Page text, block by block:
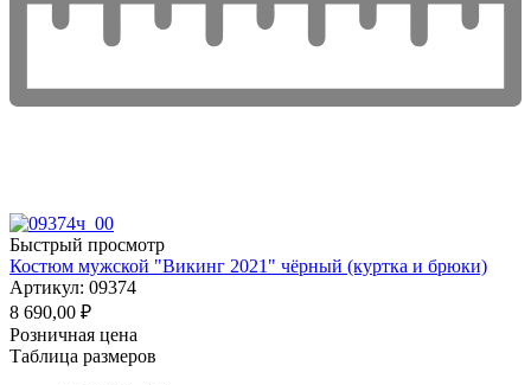
Быстрый просмотр
Костюм мужской "Викинг 2021" чёрный (куртка и брюки)
Артикул: 09374
8 690,00 ₽
Розничная цена
Таблица размеров